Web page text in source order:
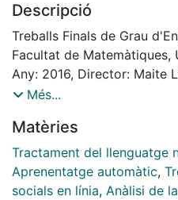
involved has lots of
challenges. As a
a tendency to start
traditionally
handled by a team of
arguments, and we take
properties to make a
automatically detect
semantically equivalent
Descripció
Treballs Finals de Grau
Facultat de Matemàtiques,
Any: 2016, Director: Maite
Antonio Rodríguez-Aguilar
Més...
Matèries
Tractament del llenguatge
Aprenentatge automàtic,
socials en línia, Anàlisi de